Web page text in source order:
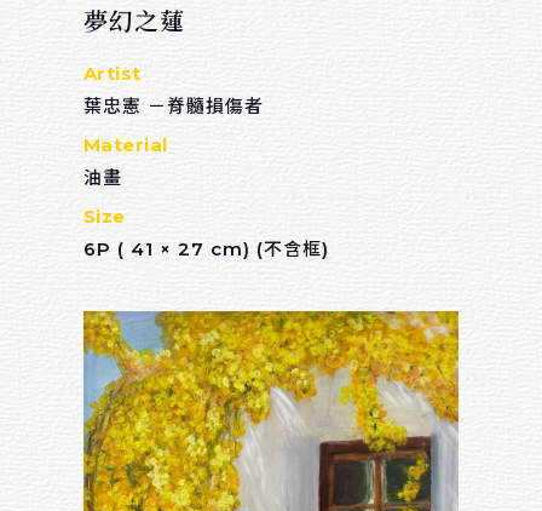
夢幻之蓮
Artist
葉忠憲 －脊髓損傷者
Material
油畫
Size
6P ( 41 × 27 cm) (不含框)